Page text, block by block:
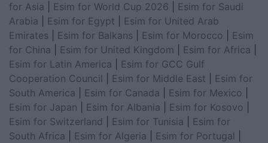
for Asia
Esim for World Cup 2026
Esim for Saudi
Arabia
Esim for Egypt
Esim for United Arab
Emirates
Esim for Balkans Esim for Morocco
Esim
for China
Esim for United Kingdom Esim for Africa
Esim for Latin America
Esim for GCC Gulf
Cooperation Council
Esim for Middle East
Esim for
South America
Esim for Canada Esim for Mexico
Esim for Japan
Esim for Albania Esim for Kosovo
Esim for Switzerland
Esim for Tunisia
Esim for
South Africa
Esim for Algeria Esim for Portugal